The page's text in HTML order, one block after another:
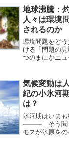
様に、「里海
資源を活用し
地球沸騰：
人々は環境
されるのか
環境問題をど
ける「問題の
つのまにかニ
のは、まだそ
図のように語
気候変動は
紀の小氷河
は？
氷河期はいま
——— そう聞く
モスが氷原を